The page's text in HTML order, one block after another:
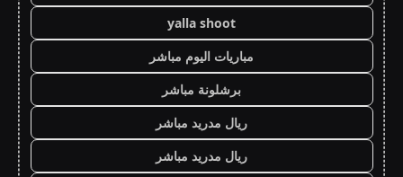
yalla shoot
مباريات اليوم مباشر
برشلونة مباشر
ريال مدريد مباشر
ريال مدريد مباشر